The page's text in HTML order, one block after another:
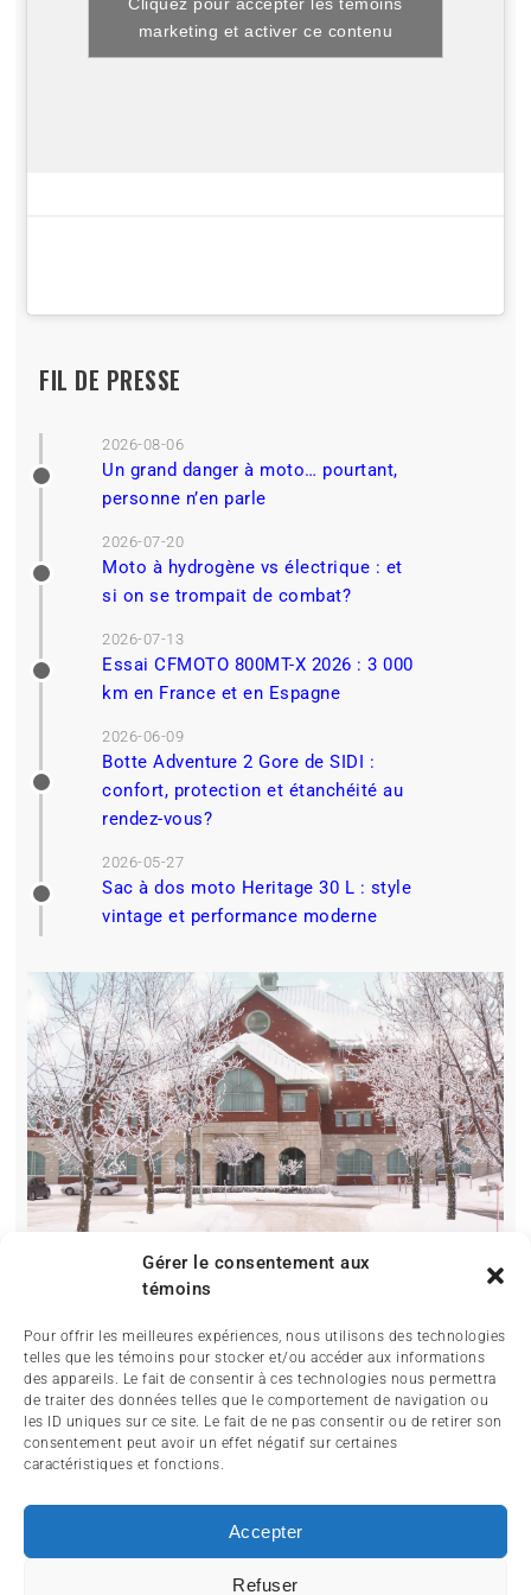
Gérer le consentement aux
témoins
Pour offrir les meilleures expériences, nous utilisons des technologies
telles que les témoins pour stocker et/ou accéder aux informations
des appareils. Le fait de consentir à ces technologies nous permettra
de traiter des données telles que le comportement de navigation ou
les ID uniques sur ce site. Le fait de ne pas consentir ou de retirer son
consentement peut avoir un effet négatif sur certaines
caractéristiques et fonctions.
Accepter
Refuser
marketing et activer ce contenu
FIL DE PRESSE
2026-08-06
Un grand danger à moto… pourtant,
personne n’en parle
2026-07-20
Moto à hydrogène vs électrique : et
si on se trompait de combat?
2026-07-13
Essai CFMOTO 800MT-X 2026 : 3 000
km en France et en Espagne
2026-06-09
Botte Adventure 2 Gore de SIDI :
confort, protection et étanchéité au
rendez-vous?
2026-05-27
Sac à dos moto Heritage 30 L : style
vintage et performance moderne
SERVICES ET TOURISME